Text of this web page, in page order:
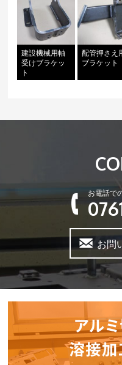
建設機械用軸
受けブラケッ
ト
配管押さえ
ブラケット
お電話で
お問